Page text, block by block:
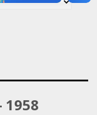
1958